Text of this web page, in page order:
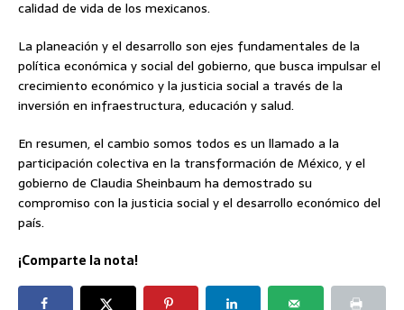
calidad de vida de los mexicanos.
La planeación y el desarrollo son ejes fundamentales de la
política económica y social del gobierno, que busca impulsar el
crecimiento económico y la justicia social a través de la
inversión en infraestructura, educación y salud.
En resumen, el cambio somos todos es un llamado a la
participación colectiva en la transformación de México, y el
gobierno de Claudia Sheinbaum ha demostrado su
compromiso con la justicia social y el desarrollo económico del
país.
¡Comparte la nota!